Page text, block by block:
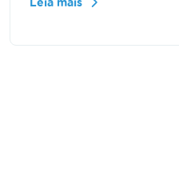
Leia mais